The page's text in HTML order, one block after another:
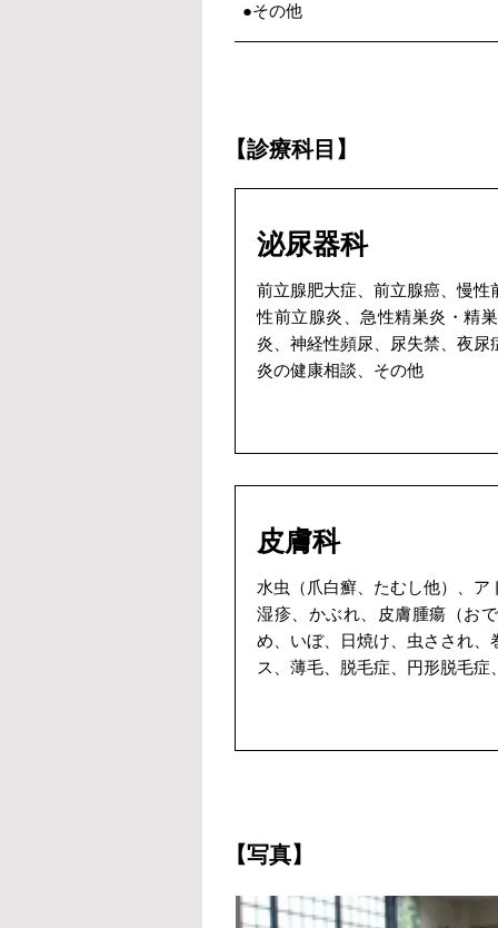
●その他
【診療科目】
泌尿器科
前立腺肥大症、前立腺癌、慢
性前立腺炎、急性精巣炎・精
炎、神経性頻尿、尿失禁、夜
炎の健康相談、その他
皮膚科
水虫（爪白癬、たむし他）、
湿疹、かぶれ、皮膚腫瘍（お
め、いぼ、日焼け、虫さされ
ス、薄毛、脱毛症、円形脱毛症
【写真】